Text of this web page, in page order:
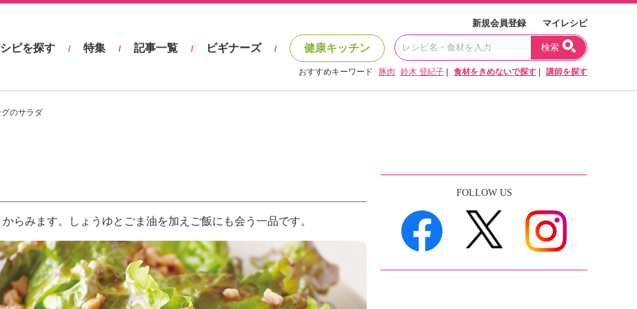
新規会員登録 マイレシピ
ピを探す / 特集 / 記事一覧 / ビギナーズ / 健康キッチン 検索
おすすめキーワード 豚肉 鈴木 登紀子 食材をきめないで探す 講師を探す
のサラダ
らみます。しょうゆとごま油を加えご飯にも会う一品です。
FOLLOW US